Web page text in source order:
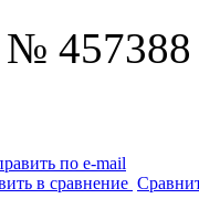
№ 457388
по e-mail
в сравнение